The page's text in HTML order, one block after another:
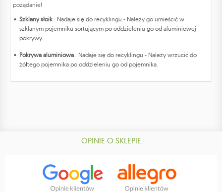
pożądanie!
Szklany słoik : Nadaje się do recyklingu - Należy go umieścić w
szklanym pojemniku sortującym po oddzieleniu go od aluminiowej
pokrywy.
Pokrywa aluminiowa : Nadaje się do recyklingu - Należy wrzucić do
żółtego pojemnika po oddzieleniu go od pojemnika.
OPINIE O SKLEPIE